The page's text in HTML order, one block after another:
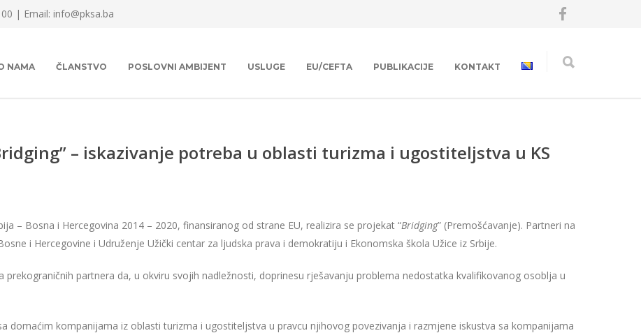
| Email: info@pksa.ba
NAMA ČLANSTVO POSLOVNI AMBIJENT USLUGE EU/CEFTA PUBLIKACIJE KONTAKT
– iskazivanje potreba u oblasti turizma i ugostiteljstva u KS
– Bosna i Hercegovina 2014 – 2020, finansiranog od strane EU, realizira se projekat “Bridging” (Premošćavanje). Partneri na
i Hercegovine i Udruženje Užički centar za ljudska prava i demokratiju i Ekonomska škola Užice iz Srbije.
prekograničnih partnera da, u okviru svojih nadležnosti, doprinesu rješavanju problema nedostatka kvalifikovanog osoblja u
domaćim kompanijama iz oblasti turizma i ugostiteljstva u pravcu njihovog povezivanja i razmjene iskustva sa kompanijama